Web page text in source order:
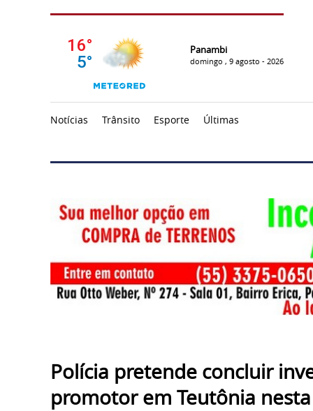
Panambi
domingo , 9 agosto - 2026
Notícias Trânsito Esporte Últimas
Polícia pretende concluir
promotor em Teutônia